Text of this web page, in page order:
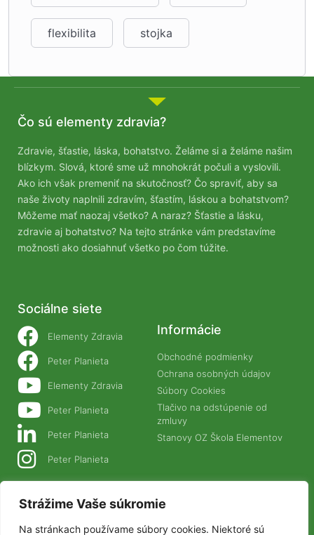
Strážime Vaše súkromie
Na stránkach používame súbory cookies. Niektoré sú
4. Fitness a sila – ukážka z kurzu
flexibilita stojka
Čo sú elementy zdravia?
Zdravie, šťastie, láska, bohatstvo. Želáme si a želáme našim
blízkym. Slová, ktoré sme už mnohokrát počuli a vyslovili.
Ako ich však premeniť na skutočnosť? Čo spraviť, aby sa
naše životy naplnili zdravím, šťastím, láskou a bohatstvom?
Môžeme mať naozaj všetko? A naraz? Šťastie a lásku,
zdravie aj bohatstvo? Na tejto stránke vám predstavíme
možnosti ako dosiahnuť všetko po čom túžite.
Sociálne siete
Elementy Zdravia
Peter Planieta
Elementy Zdravia
Peter Planieta
Peter Planieta
Peter Planieta
Informácie
Obchodné podmienky
Ochrana osobných údajov
Súbory Cookies
Tlačivo na odstúpenie od
zmluvy
Stanovy OZ Škola Elementov
Naše projekty
PLANETANATUR.SK